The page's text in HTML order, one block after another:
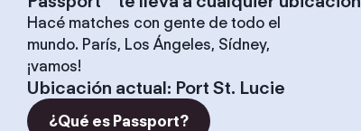
Hacé matches con gente de todo el
mundo. París, Los Ángeles, Sídney,
¡vamos!
Ubicación actual: Port St. Lucie
¿Qué es Passport?